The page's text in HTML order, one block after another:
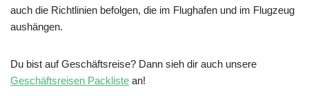
auch die Richtlinien befolgen, die im Flughafen und im Flugzeug
aushängen.
Du bist auf Geschäftsreise? Dann sieh dir auch unsere
Geschäftsreisen Packliste an!